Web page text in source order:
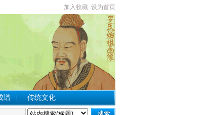
加入收藏 设为首页
谱 传统文化